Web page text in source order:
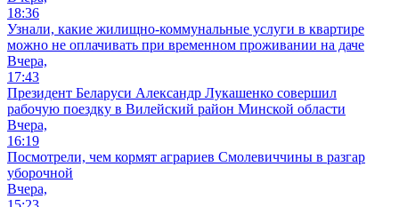
18:36
Узнали, какие жилищно-коммунальные услуги в квартире
можно не оплачивать при временном проживании на даче
Вчера,
17:43
Президент Беларуси Александр Лукашенко совершил
рабочую поездку в Вилейский район Минской области
Вчера,
16:19
Посмотрели, чем кормят аграриев Смолевиччины в разгар
уборочной
Вчера,